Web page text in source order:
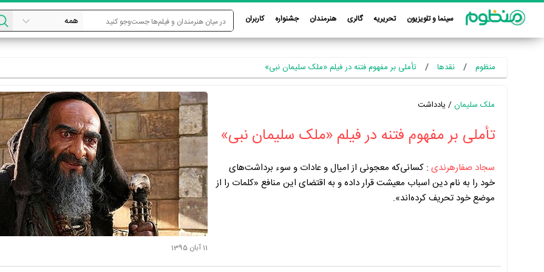
سینما و تلویزیون تحریریه گالری هنرمندان جشنواره کاربران
منظوم نقدها تأملی بر مفهوم فتنه در فیلم «ملک سلیمان نبی»
ملک سلیمان/ یادداشت
تأملی بر مفهوم فتنه در فیلم «ملک سلیمان نبی»
سجاد صفارهرندی : کسانی‌که معجونی از امیال و عادات و سوء برداشت‌های
خود را به نام دین اسباب معیشت قرار داده و به اقتضای این منافع «کلمات را از
موضع خود تحریف کرده‌اند».
11 آبان 1395